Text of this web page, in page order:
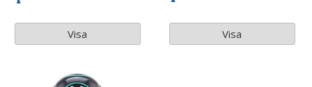
Visa Visa